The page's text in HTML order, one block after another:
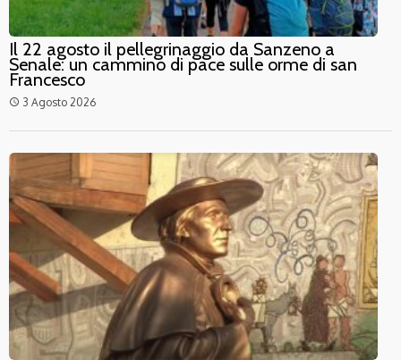
Il 22 agosto il pellegrinaggio da Sanzeno a
Senale: un cammino di pace sulle orme di san
Francesco
access_time 3 Agosto 2026